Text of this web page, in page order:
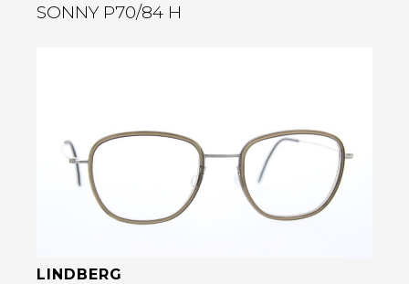
SONNY P70/84 H
LINDBERG